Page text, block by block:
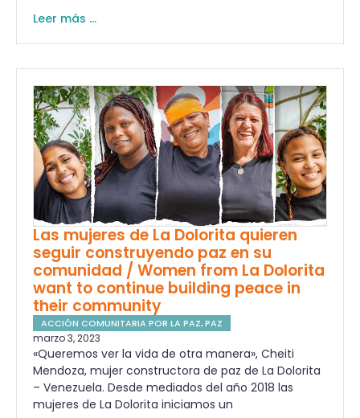
Leer más ...
Las mujeres de La Dolorita quieren
seguir construyendo paz en su
comunidad / Women from La Dolorita
want to continue building peace in
their community
ACCIÓN COMUNITARIA POR LA PAZ,PAZ
marzo 3, 2023
«Queremos ver la vida de otra manera», Cheiti
Mendoza, mujer constructora de paz de La Dolorita
– Venezuela. Desde mediados del año 2018 las
mujeres de La Dolorita iniciamos un